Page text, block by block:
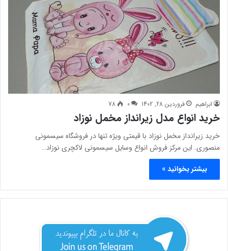
ابراهیم فروردین 28, 1402 0
78
خرید انواع مدل زیرانداز مخمل نوزاد
خرید زیرانداز مخمل نوزاد با قیمتی ویژه تنها در فروشگاه سیسمونی
منصوری. این مرکز فروش انواع وسایل سیسمونی لاکچری نوزاد…
بیشتر بخوانید »